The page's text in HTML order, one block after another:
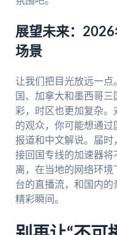
展望未来：
场景
让我们把目光放远一点
国、加拿大和墨西哥
彩，时区也更加复杂
的观众，你可能想通
报道和中文解说。届时
接回国专线的加速器将
离，在当地的网络环
台的直播流，和国内
精彩瞬间。